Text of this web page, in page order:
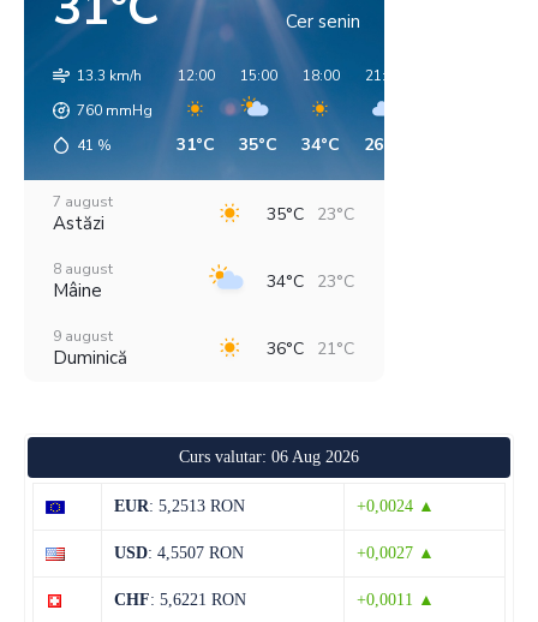
Cer senin
13.3 km/h
760 mmHg
41 %
12:00
31°C
15:00
35°C
18:00
34°C
21:00
26°C
7 august
Astăzi 35°C 23°C
8 august
Mâine 34°C 23°C
9 august
Duminică 36°C 21°C
38°C 21°C
Miercuri
13 august
Curs valutar: 06 Aug 2026
EUR: 5,2513 RON +0,0024 ▲
USD: 4,5507 RON +0,0027 ▲
CHF: 5,6221 RON +0,0011 ▲